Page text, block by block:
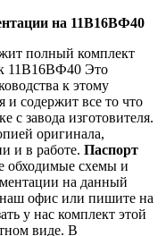
на 11В16ВФ40
полный комплект
11В16ВФ40 Это
к этому
содержит все то что
с завода изготовителя.
оригинала,
и в работе. Паспорт
обходимые схемы и
на данный
офис или пишите на
у нас комплект этой
виде. В